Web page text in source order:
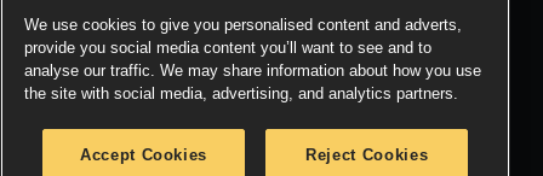
Cookie Notice
We use cookies to give you personalised content and adverts,
provide you social media content you’ll want to see and to
analyse our traffic. We may share information about how you use
the site with social media, advertising, and analytics partners.
Accept Cookies Reject Cookies